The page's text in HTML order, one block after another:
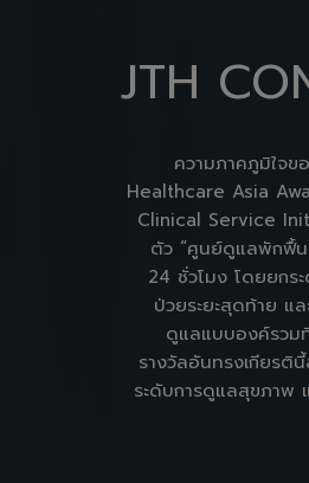
JTH
ความภาคภูมิใจ
Healthcare Asia
Clinical Service
ตัว “ศูนย์ดูแลพักฟื้น
24 ชั่วโมง โดยยกร
ป่วยระยะสุดท้าย แ
ดูแลแบบองค์รวม
รางวัลอันทรงเกียรติ
ระดับการดูแลสุขภาพ